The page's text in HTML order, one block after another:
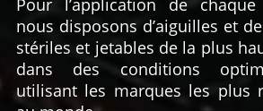
Pour l’application de chaque
nous disposons d’aiguilles et
stériles et jetables de la plus
dans des conditions
utilisant les marques les plus